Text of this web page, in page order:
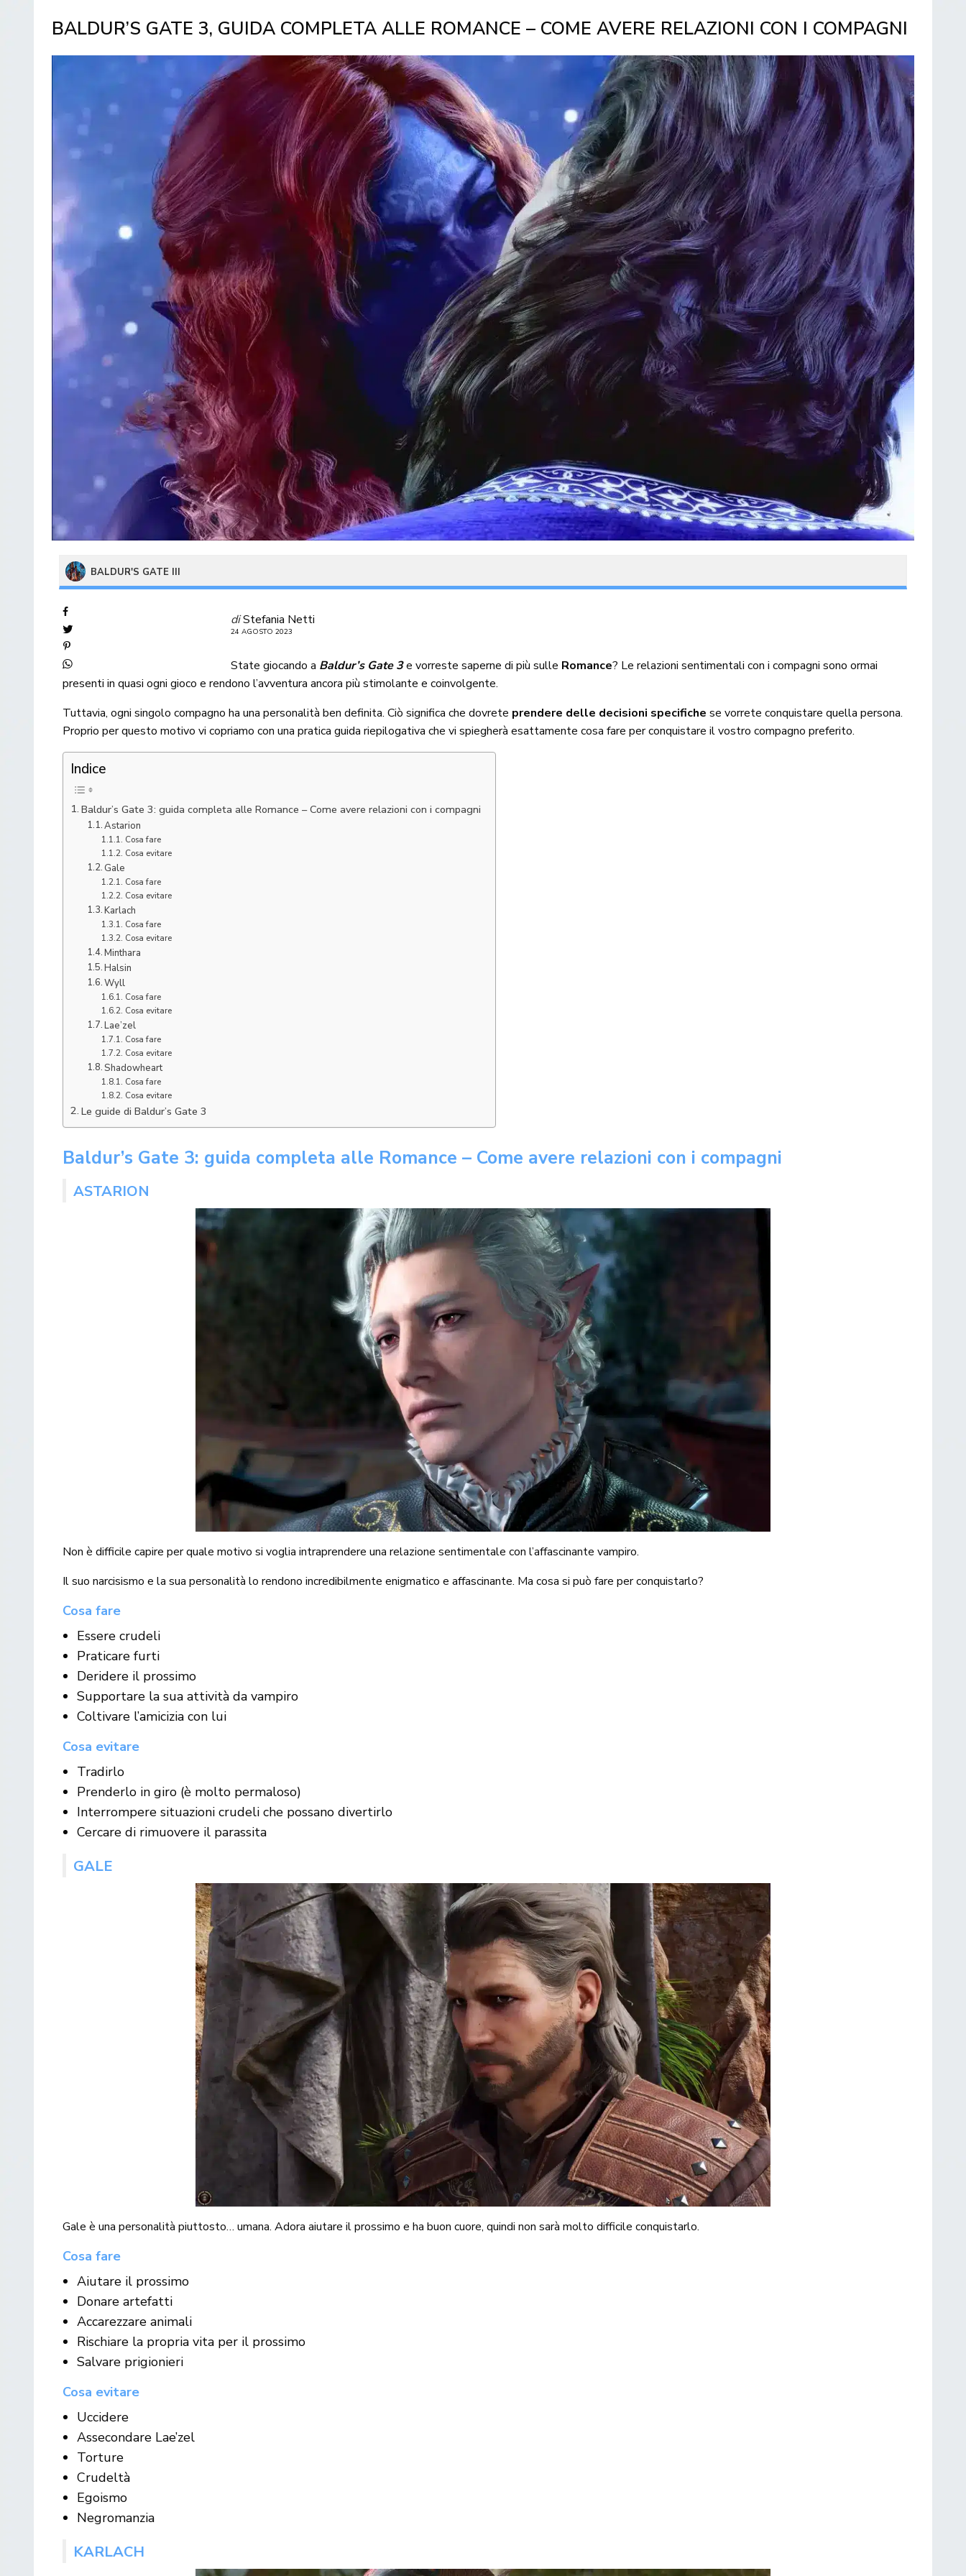
BALDUR’S GATE 3, GUIDA COMPLETA ALLE ROMANCE – COME AVERE RELAZIONI CON I COMPAGNI
BALDUR'S GATE III
diStefania Netti
24 AGOSTO 2023
State giocando a Baldur’s Gate 3e vorreste saperne di più sulle Romance? Le relazioni sentimentali con i compagni sono ormai
presenti in quasi ogni gioco e rendono l’avventura ancora più stimolante e coinvolgente.
Tuttavia, ogni singolo compagno ha una personalità ben definita. Ciò significa che dovrete prendere delle decisioni specifiche se vorrete conquistare quella persona.
Proprio per questo motivo vi copriamo con una pratica guida riepilogativa che vi spiegherà esattamente cosa fare per conquistare il vostro compagno preferito.
Indice
Baldur’s Gate 3: guida completa alle Romance – Come avere relazioni con i compagni
Astarion
Cosa fare
Cosa evitare
Gale
Cosa fare
Cosa evitare
Karlach
Cosa fare
Cosa evitare
Minthara
Halsin
Wyll
Cosa fare
Cosa evitare
Lae’zel
Cosa fare
Cosa evitare
Shadowheart
Cosa fare
Cosa evitare
Le guide di Baldur’s Gate 3
Baldur’s Gate 3: guida completa alle Romance – Come avere relazioni con i compagni
ASTARION
Non è difficile capire per quale motivo si voglia intraprendere una relazione sentimentale con l’affascinante vampiro.
Il suo narcisismo e la sua personalità lo rendono incredibilmente enigmatico e affascinante. Ma cosa si può fare per conquistarlo?
Cosa fare
Essere crudeli
Praticare furti
Deridere il prossimo
Supportare la sua attività da vampiro
Coltivare l’amicizia con lui
Cosa evitare
Tradirlo
Prenderlo in giro (è molto permaloso)
Interrompere situazioni crudeli che possano divertirlo
Cercare di rimuovere il parassita
GALE
Gale è una personalità piuttosto… umana. Adora aiutare il prossimo e ha buon cuore, quindi non sarà molto difficile conquistarlo.
Cosa fare
Aiutare il prossimo
Donare artefatti
Accarezzare animali
Rischiare la propria vita per il prossimo
Salvare prigionieri
Cosa evitare
Uccidere
Assecondare Lae’zel
Torture
Crudeltà
Egoismo
Negromanzia
KARLACH